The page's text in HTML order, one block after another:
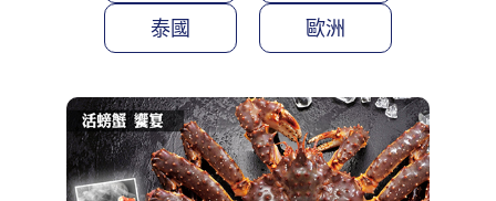
泰國 歐洲